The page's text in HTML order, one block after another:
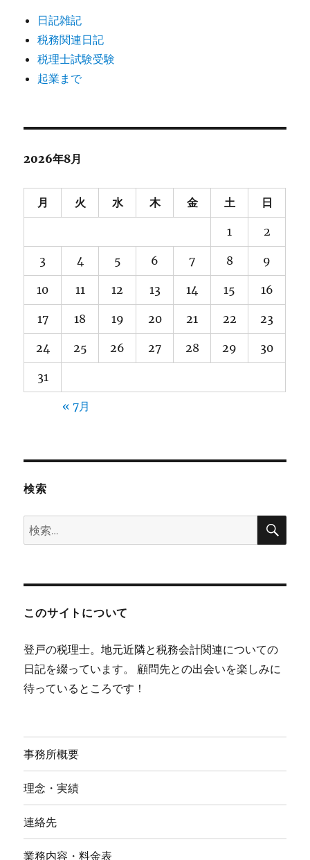
日記雑記
税務関連日記
税理士試験受験
起業まで
2026年8月
月 火 水 木 金 土 日
1 2
3 4 5 6 7 8 9
10 11 12 13 14 15 16
17 18 19 20 21 22 23
24 25 26 27 28 29 30
31
« 7月
検索
検
索:
検
このサイトについて
登戸の税理士。地元近隣と税務会計関連についての
日記を綴っています。 顧問先との出会いを楽しみに
待っているところです！
事務所概要
理念・実績
連絡先
業務内容・料金表